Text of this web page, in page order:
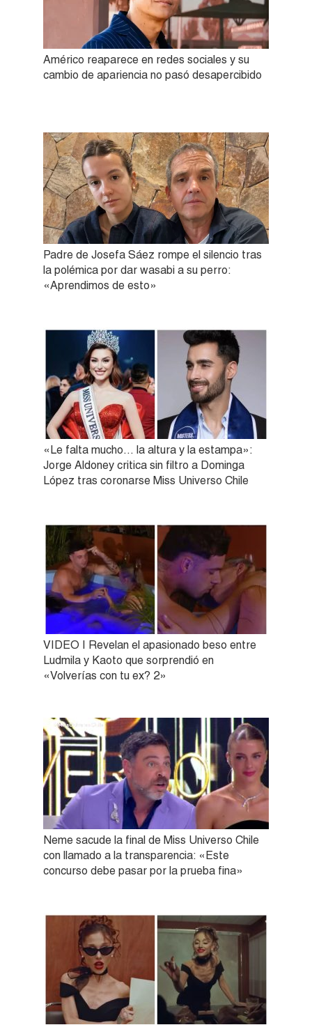
Américo reaparece en redes sociales y su
cambio de apariencia no pasó desapercibido
Padre de Josefa Sáez rompe el silencio tras
la polémica por dar wasabi a su perro:
«Aprendimos de esto»
«Le falta mucho… la altura y la estampa»:
Jorge Aldoney critica sin filtro a Dominga
López tras coronarse Miss Universo Chile
VIDEO | Revelan el apasionado beso entre
Ludmila y Kaoto que sorprendió en
«Volverías con tu ex? 2»
Neme sacude la final de Miss Universo Chile
con llamado a la transparencia: «Este
concurso debe pasar por la prueba fina»